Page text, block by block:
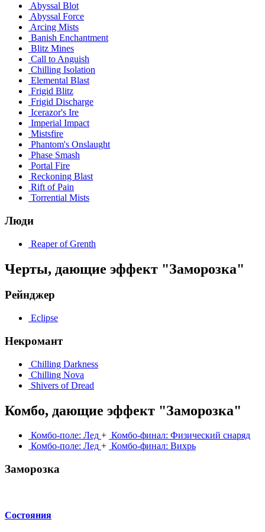
Abyssal Blot
Abyssal Force
Arcing Mists
Banish Enchantment
Blitz Mines
Call to Anguish
Chilling Isolation
Elemental Blast
Frigid Blitz
Frigid Discharge
Icerazor's Ire
Imperial Impact
Mistsfire
Phantom's Onslaught
Phase Smash
Portal Fire
Reckoning Blast
Rift of Pain
Torrential Mists
Люди
Reaper of Grenth
Черты, дающие эффект "Заморозка"
Рейнджер
Eclipse
Некромант
Chilling Darkness
Chilling Nova
Shivers of Dread
Комбо, дающие эффект "Заморозка"
Комбо-поле: Лед + Комбо-финал: Физический снаряд
Комбо-поле: Лед + Комбо-финал: Вихрь
Заморозка
Состояния